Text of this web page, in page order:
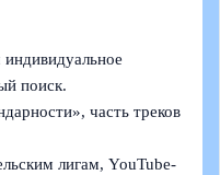
поиск.
часть треков
лигам, YouTube-